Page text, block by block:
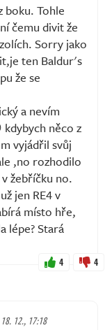
boku. Tohle
čemu divit že
Sorry jako
ten Baldur's
že se
a nevím
něco z
vyjádřil svůj
,no rozhodilo
žebříčku no.
jen RE4 v
místo hře,
lépe? Stará
4 4
12., 17:18